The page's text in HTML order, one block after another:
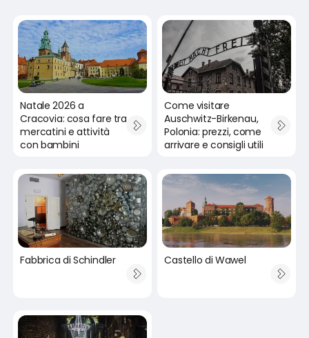
Natale 2026 a
Cracovia: cosa fare tra
mercatini e attività
con bambini
Come visitare
Auschwitz-Birkenau,
Polonia: prezzi, come
arrivare e consigli utili
Fabbrica di Schindler Castello di Wawel